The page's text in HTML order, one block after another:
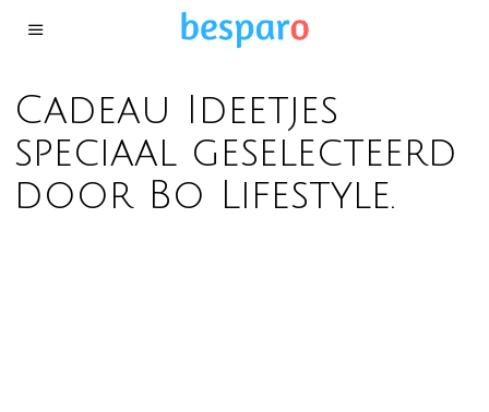
Cadeau Ideetjes
speciaal geselecteerd
door Bo Lifestyle.